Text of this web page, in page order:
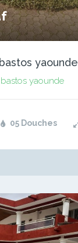
yaounde
bastos yaounde
05 Douches